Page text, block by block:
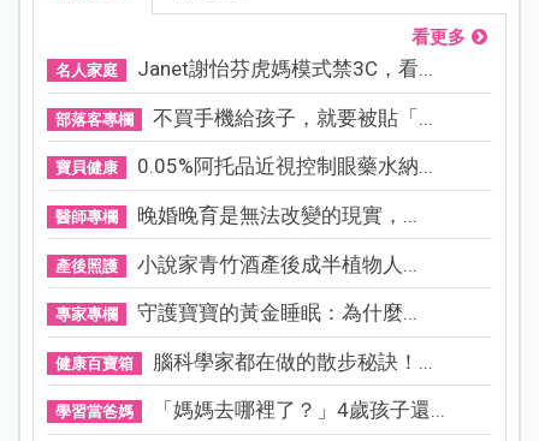
看更多
名人家庭 Janet謝怡芬虎媽模式禁3C，看...
部落客專欄 不買手機給孩子，就要被貼「...
寶貝健康 0.05%阿托品近視控制眼藥水納...
醫師專欄 晚婚晚育是無法改變的現實，...
產後照護 小說家青竹酒產後成半植物人...
專家專欄 守護寶寶的黃金睡眠：為什麼...
健康百寶箱 腦科學家都在做的散步秘訣！...
學習當爸媽 「媽媽去哪裡了？」4歲孩子還...